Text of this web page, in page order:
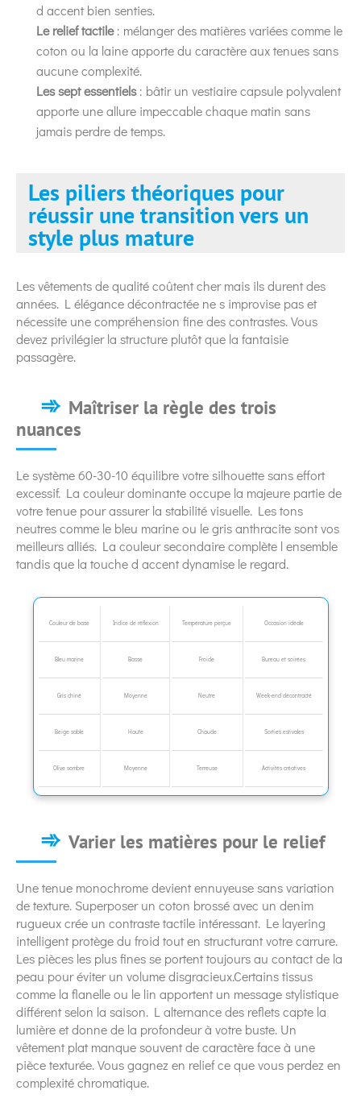
d accent bien senties.
Le relief tactile: mélanger des matières variées comme le
coton ou la laine apporte du caractère aux tenues sans
aucune complexité.
Les sept essentiels: bâtir un vestiaire capsule polyvalent
apporte une allure impeccable chaque matin sans
jamais perdre de temps.
Les piliers théoriques pour
réussir une transition vers un
style plus mature
Les vêtements de qualité coûtent cher mais ils durent des
années. L élégance décontractée ne s improvise pas et
nécessite une compréhension fine des contrastes. Vous
devez privilégier la structure plutôt que la fantaisie
passagère.
Maîtriser la règle des trois
nuances
Le système 60-30-10 équilibre votre silhouette sans effort
excessif. La couleur dominante occupe la majeure partie de
votre tenue pour assurer la stabilité visuelle. Les tons
neutres comme le bleu marine ou le gris anthracite sont vos
meilleurs alliés. La couleur secondaire complète l ensemble
tandis que la touche d accent dynamise le regard.
Couleur de base Indice de réflexion Température perçue Occasion idéale
Bleu marine Basse Froide Bureau et soirées
Gris chiné Moyenne Neutre Week-end décontracté
Beige sable Haute Chaude Sorties estivales
Olive sombre Moyenne Terreuse Activités créatives
Varier les matières pour le relief
Une tenue monochrome devient ennuyeuse sans variation
de texture. Superposer un coton brossé avec un denim
rugueux crée un contraste tactile intéressant. Le layering
intelligent protège du froid tout en structurant votre carrure.
Les pièces les plus fines se portent toujours au contact de la
peau pour éviter un volume disgracieux.Certains tissus
comme la flanelle ou le lin apportent un message stylistique
différent selon la saison. L alternance des reflets capte la
lumière et donne de la profondeur à votre buste. Un
vêtement plat manque souvent de caractère face à une
pièce texturée. Vous gagnez en relief ce que vous perdez en
complexité chromatique.